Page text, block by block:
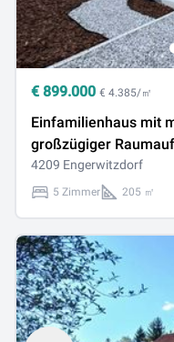
€ 899.000 € 4.385/㎡
Einfamilienhaus mit
großzügiger
4209 Engerwitzdorf
5 Zimmer 205 ㎡